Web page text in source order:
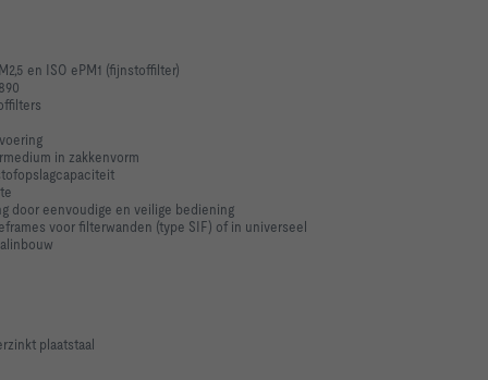
en ISO ePM1 (fijnstoffilter)
in zakkenvorm
door eenvoudige en veilige bediening
voor filterwanden (type SIF) of in universeel
plaatstaal